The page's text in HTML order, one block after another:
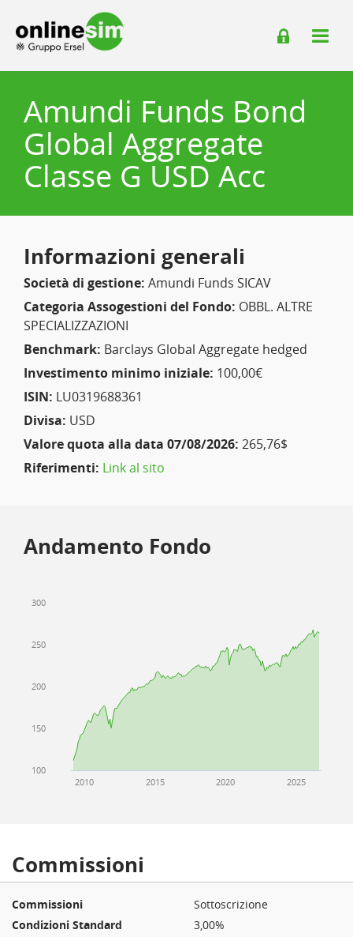
Amundi Funds Bond
Global Aggregate
Classe G USD Acc
Informazioni generali
Società di gestione: Amundi Funds SICAV
Categoria Assogestioni del Fondo: OBBL. ALTRE
SPECIALIZZAZIONI
Benchmark: Barclays Global Aggregate hedged
Investimento minimo iniziale: 100,00€
ISIN: LU0319688361
Divisa: USD
Valore quota alla data 07/08/2026: 265,76$
Riferimenti: Link al sito
Andamento Fondo
2010 2015 2020 2025
100
150
200
250
300
Commissioni
Sottoscrizione
3,00%